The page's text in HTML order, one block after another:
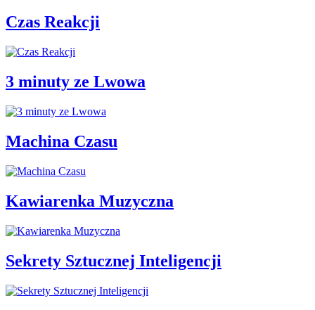
Czas Reakcji
3 minuty ze Lwowa
Machina Czasu
Kawiarenka Muzyczna
Sekrety Sztucznej Inteligencji